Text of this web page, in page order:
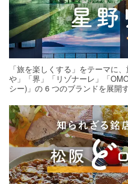
「旅を楽しくする」をテーマに
や」「界」「リゾナーレ」「
シー)」の 6 つのブランドを展開